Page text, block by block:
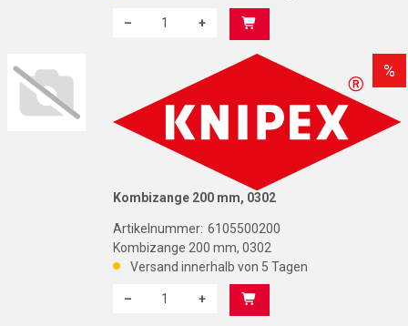
–
+
%
Kombizange 200 mm, 0302
Artikelnummer: 6105500200
Kombizange 200 mm, 0302
Versand innerhalb von 5 Tagen
–
+